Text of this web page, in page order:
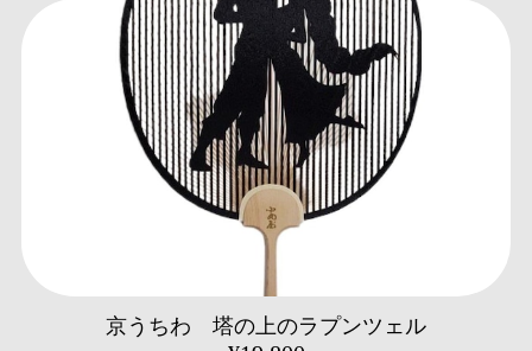
京うちわ 塔の上のラプンツェル